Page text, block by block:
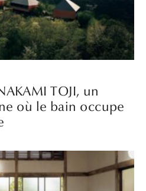
TOJI, un
où le bain occupe